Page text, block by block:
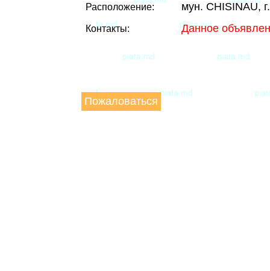
Расположение: мун. CHISINAU,
Контакты: Данное
Пожаловаться